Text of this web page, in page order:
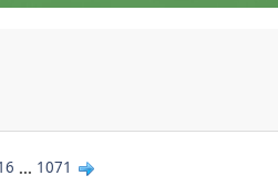
... 1071